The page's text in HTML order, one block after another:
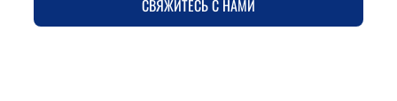
СВЯЖИТЕСЬ С НАМИ